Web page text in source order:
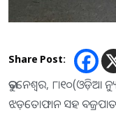
Share Post:
ଭୁବନେଶ୍ୱର, ୮ା୧୦(ଓଡ଼ିଆ
ଝଡ଼ତୋଫାନ ସହ